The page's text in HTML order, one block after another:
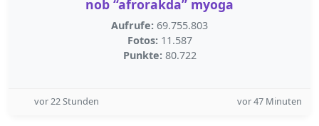
nob “afrorakda” myoga
Aufrufe: 69.755.803
Fotos: 11.587
Punkte: 80.722
vor 22 Stunden vor 47 Minuten